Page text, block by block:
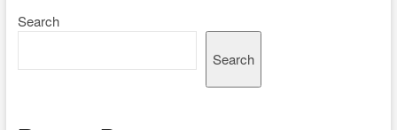
Search
Search